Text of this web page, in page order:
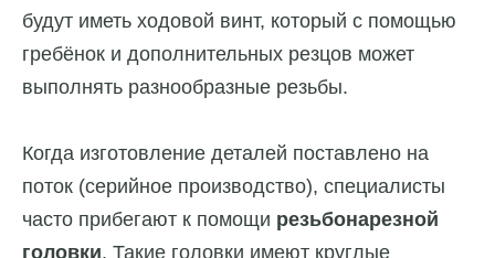
будут иметь ходовой винт, который с помощью
гребёнок и дополнительных резцов может
выполнять разнообразные резьбы.
Когда изготовление деталей поставлено на
поток (серийное производство), специалисты
часто прибегают к помощи резьбонарезной
головки. Такие головки имеют круглые